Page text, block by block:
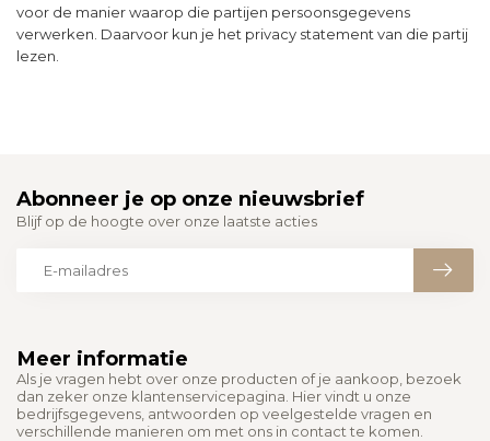
voor de manier waarop die partijen persoonsgegevens
verwerken. Daarvoor kun je het privacy statement van die partij
lezen.
Meer informatie
Als je vragen hebt over onze producten of je aankoop, bezoek
dan zeker onze klantenservicepagina. Hier vindt u onze
bedrijfsgegevens, antwoorden op veelgestelde vragen en
verschillende manieren om met ons in contact te komen.
Abonneer je op onze nieuwsbrief
Blijf op de hoogte over onze laatste acties